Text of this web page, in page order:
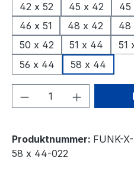
42 x 52
45 x 42 45
46 x 51
48 x 42 48
50 x 42
51 x 44 51
56 x 44
58 x 44
Produkt Anzahl:
Produktnummer: FUNK-
58 x 44-022